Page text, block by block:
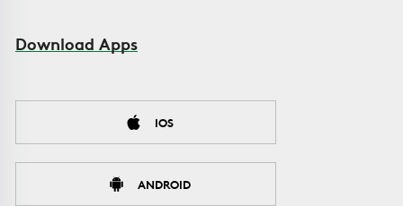
Download Apps
IOS
ANDROID